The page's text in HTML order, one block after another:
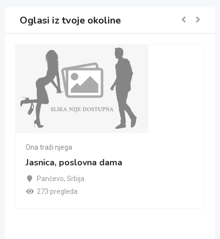
Oglasi iz tvoje okoline
Ona traži njega
Jasnica, poslovna dama
Pančevo, Srbija
273 pregleda